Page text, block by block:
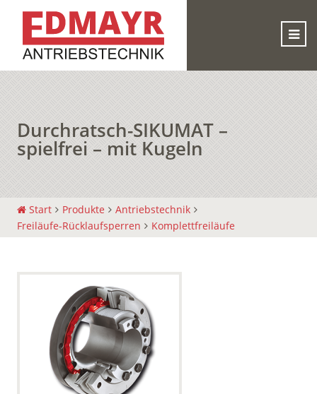
Durchratsch-SIKUMAT –
spielfrei – mit Kugeln
Start Produkte
Antriebstechnik
Freiläufe-Rücklaufsperren
Komplettfreiläufe